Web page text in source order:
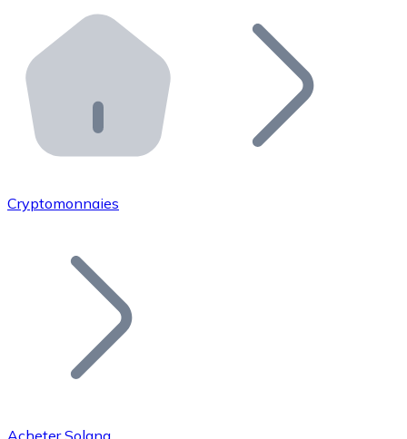
Distributeurs automatiques Bitnovo
Intégrez un ATM Bitnovo dans votre entreprise et
API Bitnovo
Intégrez notre API dans votre écosystème.
Rejoignez notre réseau de distributeurs et
Ajoutez le token de votre projet à notre service
Cryptomonnaies
Acheter Solana